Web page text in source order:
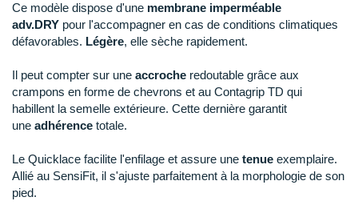
Ce modèle dispose d'une membrane imperméable
adv.DRY pour l'accompagner en cas de conditions climatiques
défavorables. Légère, elle sèche rapidement.
Il peut compter sur une accroche redoutable grâce aux
crampons en forme de chevrons et au Contagrip TD qui
habillent la semelle extérieure. Cette dernière garantit
une adhérence totale.
Le Quicklace facilite l'enfilage et assure une tenue exemplaire.
Allié au SensiFit, il s'ajuste parfaitement à la morphologie de son
pied.
Orca
OVERSTIMS
Patagonia
Petzl
Puma